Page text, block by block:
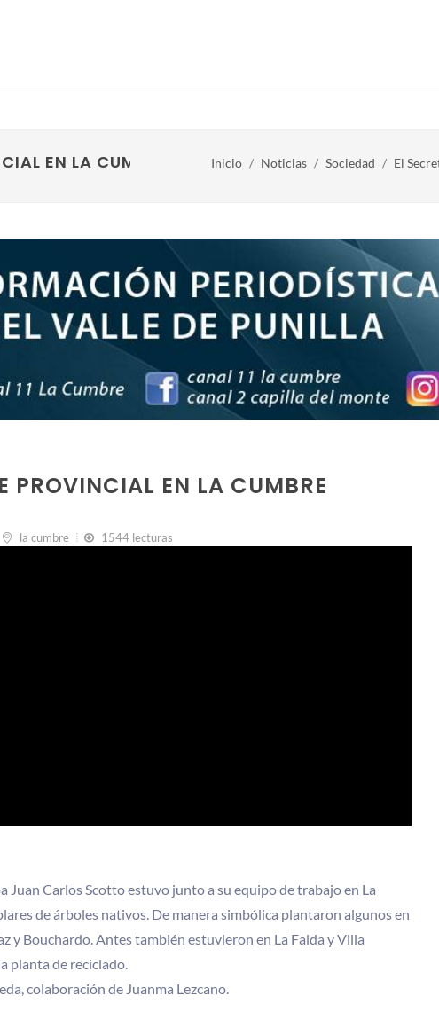
EN LA CUMBRE Inicio Noticias Sociedad El
PROVINCIAL EN LA CUMBRE
la cumbre 1544 lecturas
Juan Carlos Scotto estuvo junto a su equipo de trabajo en La
de árboles nativos. De manera simbólica plantaron algunos en
y Bouchardo. Antes también estuvieron en La Falda y Villa
planta de reciclado.
colaboración de Juanma Lezcano.